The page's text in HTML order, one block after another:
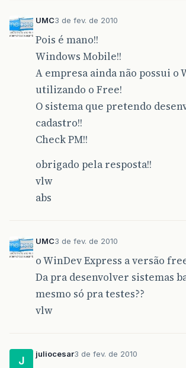
UMC3 de fev. de 2010
Pois é mano!!
Windows Mobile!!
A empresa ainda não possui o
utilizando o Free!
O sistema que pretendo
cadastro!!
Check PM!!
obrigado pela resposta!!
vlw
abs
UMC3 de fev. de 2010
o WinDev Express a versão
Da pra desenvolver sistemas
mesmo só pra testes??
vlw
J
juliocesar3 de fev. de 2010